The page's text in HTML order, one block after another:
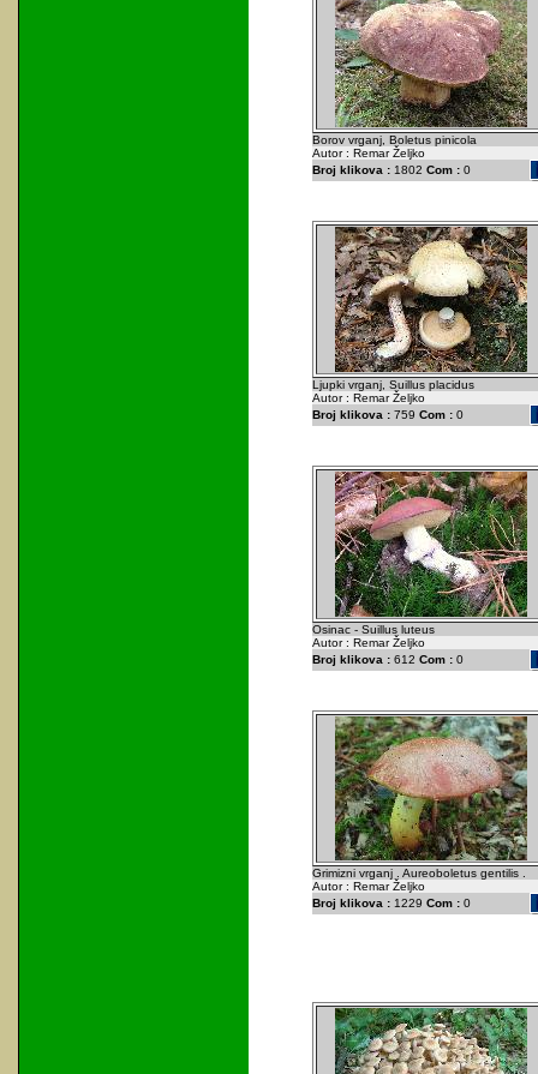
Borov vrganj, Boletus pinicola
Autor : Remar Željko
Broj klikova :1802 Com :0
Ljupki vrganj, Suillus placidus
Autor : Remar Željko
Broj klikova :759 Com :0
Osinac - Suillus luteus
Autor : Remar Željko
Broj klikova :612 Com :0
Grimizni vrganj . Aureoboletus gentilis .
Autor : Remar Željko
Broj klikova :1229 Com :0